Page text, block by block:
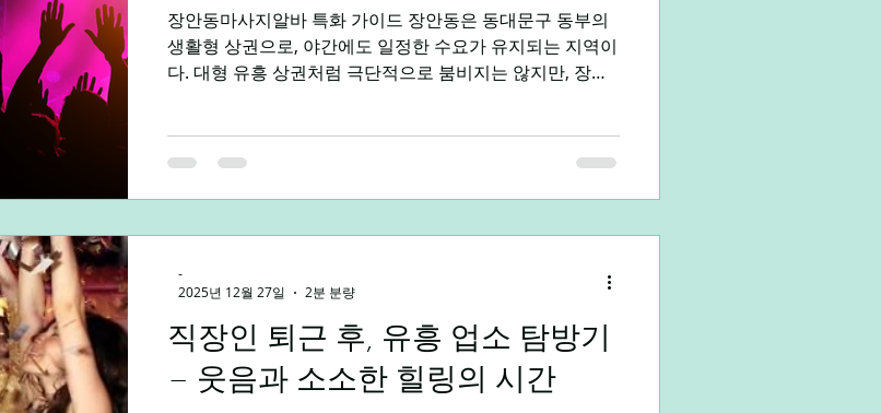
장안동마사지알바 특화 가이드 장안동은 동대문구 동부의
생활형 상권으로, 야간에도 일정한 수요가 유지되는 지역이
다. 대형 유흥 상권처럼 극단적으로 붐비지는 않지만, 장안
안동마사지알바 구인구직 사이틍 알아보자 1. 장안동 야간
수요 특징 장안동 야간 고객층은 인근 거주민, 물류·공단·자
영업 종사자, 늦게까지 일하는 직장인 비중이 높다. 술자리
이라 서비스 요구가 비교적 단순하다. 야간 피크: 20시~01
시 전후 예약 + 워크인 혼합 단골 비중 높아 공백 시간 적음
조용하고 안정적인 매장 분위기 2. 야간 근무 형태 장안동
야간 마사지알바는 다음과 같은 형태가 일반적이다. 야간
고정(저녁~새벽) 또는 반야간 풀타임·파트타임 모두 가
직장인 퇴근 후, 유흥 업소 탐방기
– 웃음과 소소한 힐링의 시간
-
2025년 12월 27일
2분 분량